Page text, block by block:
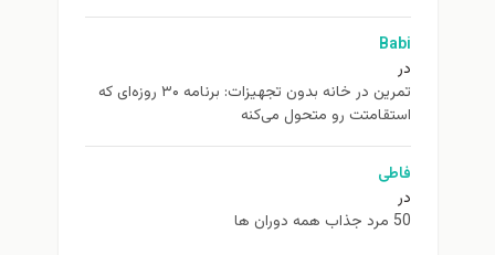
Babi
در
تمرین در خانه بدون تجهیزات: برنامه ۳۰ روزه‌ای که
استقامتت رو متحول می‌کنه
فاطی
در
50 مرد جذاب همه دوران ها